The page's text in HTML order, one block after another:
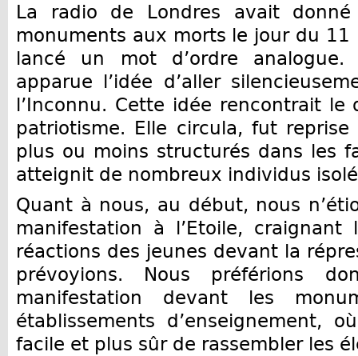
La radio de Londres avait
monuments aux morts le jour du 11
lancé un mot d’ordre
apparue l’idée d’aller
l’Inconnu. Cette idée rencontrait le
patriotisme. Elle circula, fut
plus ou moins structurés dans les
atteignit de nombreux individus
Quant à nous, au début, nous
manifestation à l’Etoile,
réactions des jeunes devant la
prévoyions. Nous préférions
manifestation devant les
établissements d’enseignement,
facile et plus sûr de rassembler les